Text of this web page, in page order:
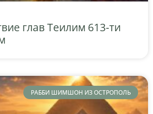
глав Теилим 613-ти
РАББИ ШИМШОН ИЗ ОСТРОПОЛЬ